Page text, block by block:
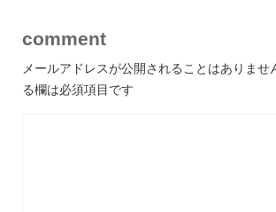
comment
メールアドレスが公開されることはありませ
る欄は必須項目です